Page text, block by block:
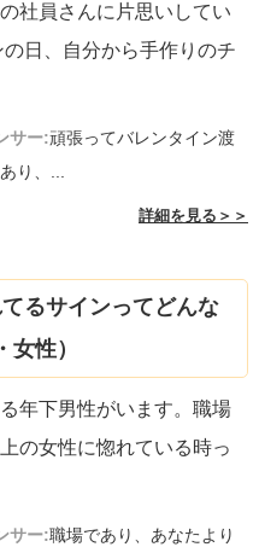
社員さんに片思いしてい
日、自分から手作りのチ
サー:頑張ってバレンタイン渡
り、...
詳細を見る＞＞
るサインってどんな
性）
年下男性がいます。職場
の女性に惚れている時っ
サー:職場であり、あなたより